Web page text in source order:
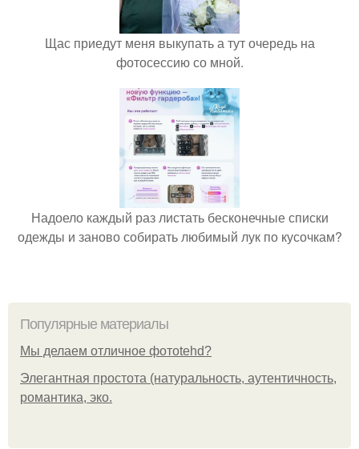
Щас приедут меня выкупать а тут очередь на
фотосессию со мной.
Надоело каждый раз листать бесконечные списки
одежды и заново собирать любимый лук по кусочкам?
Популярные материалы
Мы делаем отличное фотоtehd?
Элегантная простота (натуральность, аутентичность,
романтика, эко.